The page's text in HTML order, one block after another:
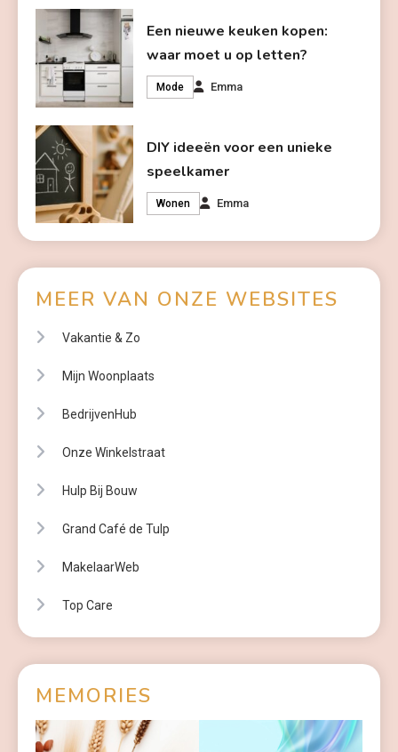
Een nieuwe keuken kopen:
waar moet u op letten?
Mode Emma
DIY ideeën voor een unieke
speelkamer
Wonen Emma
MEER VAN ONZE WEBSITES
Vakantie & Zo
Mijn Woonplaats
BedrijvenHub
Onze Winkelstraat
Hulp Bij Bouw
Grand Café de Tulp
MakelaarWeb
Top Care
MEMORIES